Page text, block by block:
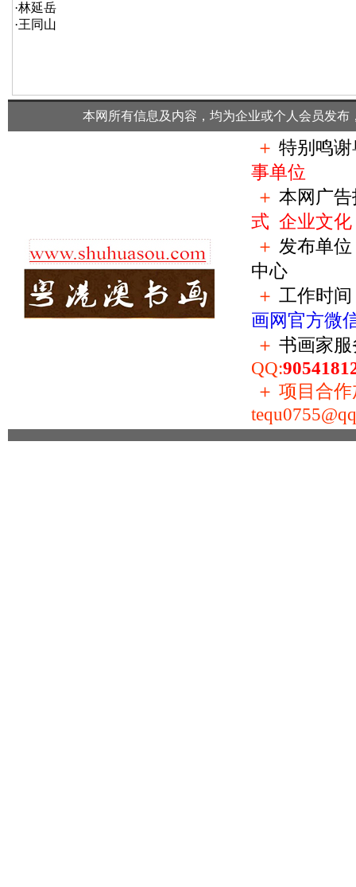
·林延岳
·王同山
本网所有信息及内容，均为企业或个人会员发
＋ 特别鸣
事单位
＋ 本网广
式 企业文化
＋ 发布单
中心
＋ 工作时
画网官方微
＋ 书画家
QQ:
＋ 项目合作